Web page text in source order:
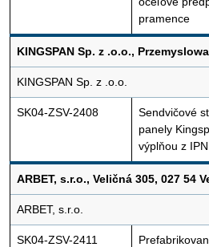
pramence
KINGSPAN Sp. z .o.o.,
KINGSPAN Sp. z .o.o.
SK04-ZSV-2408
Sendvičové
panely
výplňou z
ARBET, s.r.o., Veličná 305, 027 54
ARBET, s.r.o.
SK04-ZSV-2411